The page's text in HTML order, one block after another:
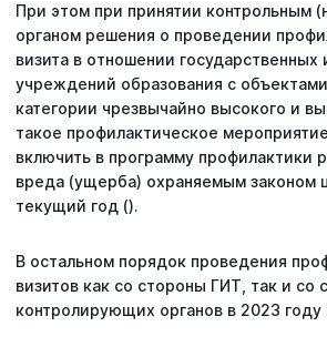
При этом при принятии контрольным
органом решения о проведении
визита в отношении государственных
учреждений образования с
категории чрезвычайно высокого и
такое профилактическое
включить в программу профилактики
вреда (ущерба) охраняемым законом
текущий год ().
В остальном порядок проведения
визитов как со стороны ГИТ, так и со
контролирующих органов в 2023 году